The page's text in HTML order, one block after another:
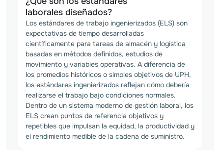
laborales diseñados?
Los estándares de trabajo ingenierizados (ELS) son
expectativas de tiempo desarrolladas
científicamente para tareas de almacén y logística
basadas en métodos definidos, estudios de
movimiento y variables operativas. A diferencia de
los promedios históricos o simples objetivos de UPH,
los estándares ingenierizados reflejan cómo debería
realizarse el trabajo bajo condiciones normales.
Dentro de un sistema moderno de gestión laboral, los
ELS crean puntos de referencia objetivos y
repetibles que impulsan la equidad, la productividad y
el rendimiento medible de la cadena de suministro.